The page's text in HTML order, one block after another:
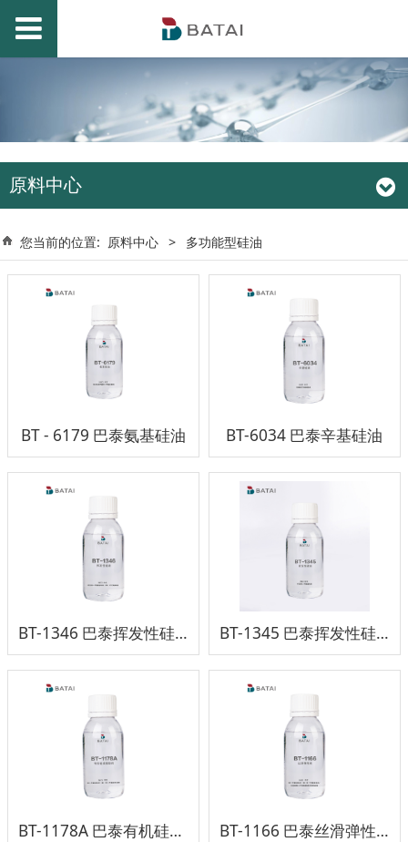
原料中心
您当前的位置: 原料中心 > 多功能型硅油
BT - 6179 巴泰氨基硅油 BT-6034 巴泰辛基硅油
BT-1346 巴泰挥发性硅油 BT-1345 巴泰挥发性硅油
BT-1178A 巴泰有机硅软膜助剂 BT-1166 巴泰丝滑弹性液